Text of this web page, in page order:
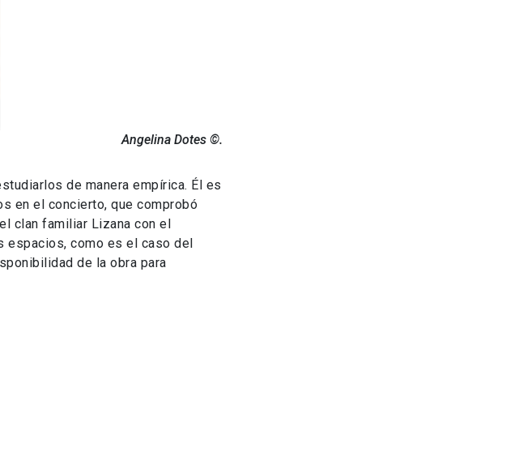
Angelina Dotes ©.
de manera empírica. Él es
en el concierto, que comprobó
clan familiar Lizana con el
espacios, como es el caso del
de la obra para